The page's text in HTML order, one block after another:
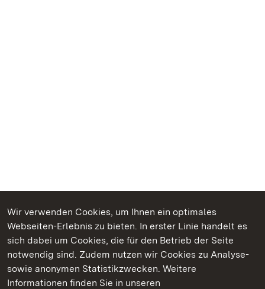
Wir verwenden Cookies, um Ihnen ein optimales
Webseiten-Erlebnis zu bieten. In erster Linie handelt es
sich dabei um Cookies, die für den Betrieb der Seite
notwendig sind. Zudem nutzen wir Cookies zu Analyse-
sowie anonymen Statistikzwecken. Weitere
Informationen finden Sie in unseren
Kommen. Staunen. Genießen.